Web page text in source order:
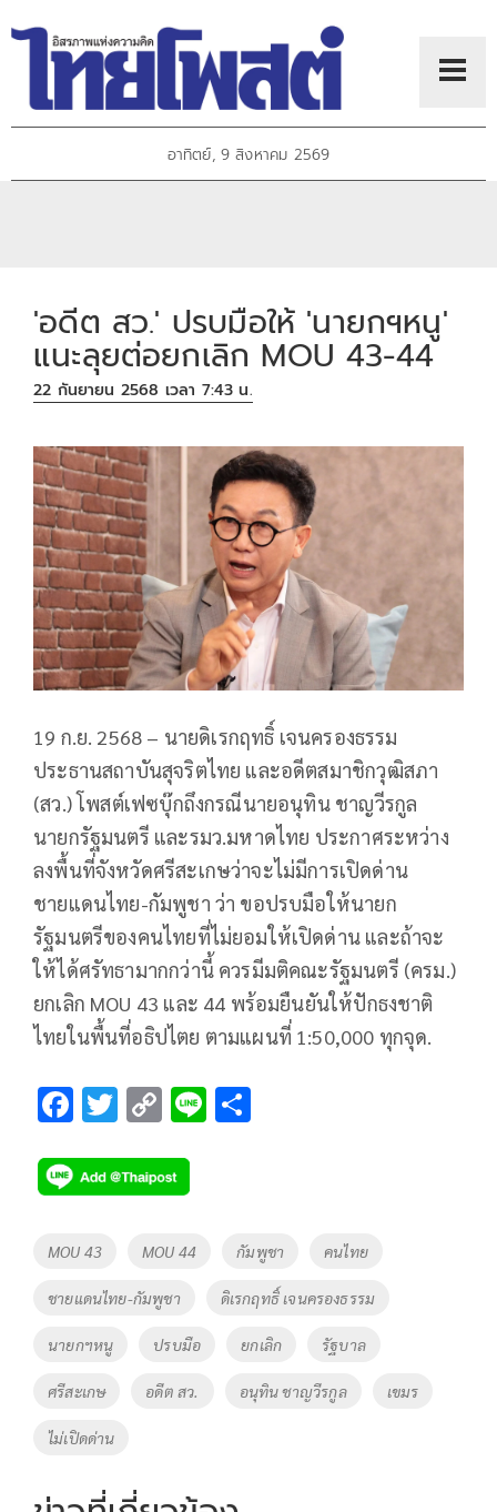
อาทิตย์, 9 สิงหาคม 2569
'อดีต สว.' ปรบมือให้ 'นายกฯหนู'
แนะลุยต่อยกเลิก MOU 43-44
22 กันยายน 2568 เวลา 7:43 น.
19 ก.ย. 2568 – นายดิเรกฤทธิ์ เจนครองธรรม
ประธานสถาบันสุจริตไทย และอดีตสมาชิกวุฒิสภา
(สว.) โพสต์เฟซบุ๊กถึงกรณีนายอนุทิน ชาญวีรกูล
นายกรัฐมนตรี และรมว.มหาดไทย ประกาศระหว่าง
ลงพื้นที่จังหวัดศรีสะเกษว่าจะไม่มีการเปิดด่าน
ชายแดนไทย-กัมพูชา ว่า ขอปรบมือให้นายก
รัฐมนตรีของคนไทยที่ไม่ยอมให้เปิดด่าน และถ้าจะ
ให้ได้ศรัทธามากกว่านี้ ควรมีมติคณะรัฐมนตรี (ครม.)
ยกเลิก MOU 43 และ 44 พร้อมยืนยันให้ปักธงชาติ
ไทยในพื้นที่อธิปไตย ตามแผนที่ 1:50,000 ทุกจุด.
F
e
b
o
k
T
tt
er
C
p
y
Li
k
Li
Tags
MOU 43 MOU 44 กัมพูชา คนไทย
ชายแดนไทย-กัมพูชา ดิเรกฤทธิ์ เจนครองธรรม
นายกฯหนู ปรบมือ ยกเลิก รัฐบาล
ศรีสะเกษ อดีต สว. อนุทิน ชาญวีรกูล เขมร
ไม่เปิดด่าน